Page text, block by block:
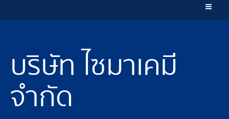
บริษัท ไซมาเคมี
จำกัด